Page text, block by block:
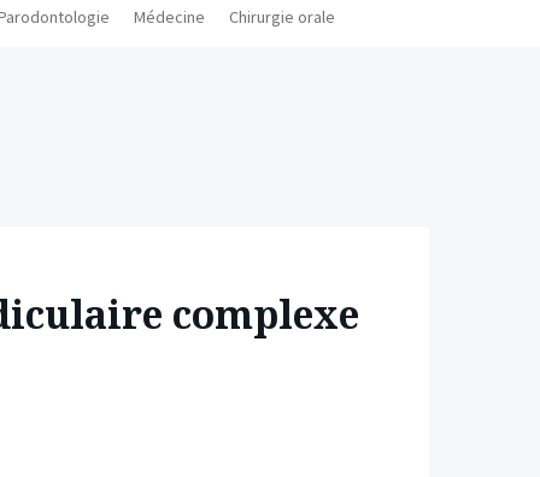
Médecine Chirurgie orale
complexe